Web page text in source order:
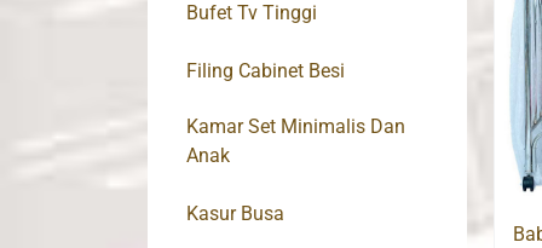
Bufet Tv Tinggi
Filing Cabinet Besi
Kamar Set Minimalis Dan
Anak
Kasur Busa